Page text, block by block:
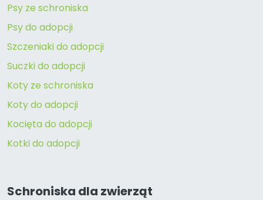
Psy ze schroniska
Psy do adopcji
Szczeniaki do adopcji
Suczki do adopcji
Koty ze schroniska
Koty do adopcji
Kocięta do adopcji
Kotki do adopcji
Schroniska dla zwierząt